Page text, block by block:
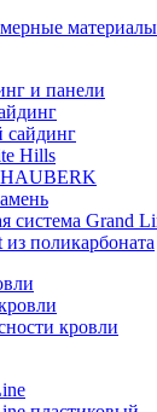
материалы
и панели
Hills
HAUBERK
система Grand
поликарбоната
кровли